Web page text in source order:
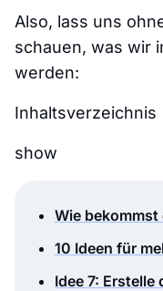
Also, lass uns
schauen, was wir
werden:
Inhaltsverzeichnis
show
Wie
10 Ideen für
Idee 7: